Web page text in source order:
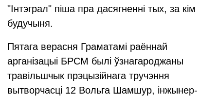
"Інтэграл" піша пра дасягненні тых, за кім
будучыня.
Пятага верасня Граматамі раённай
арганізацыі БРСМ былі ўзнагароджаны
травільшчык прэцызійнага тручэння
вытворчасці 12 Вольга Шамшур, інжынер-